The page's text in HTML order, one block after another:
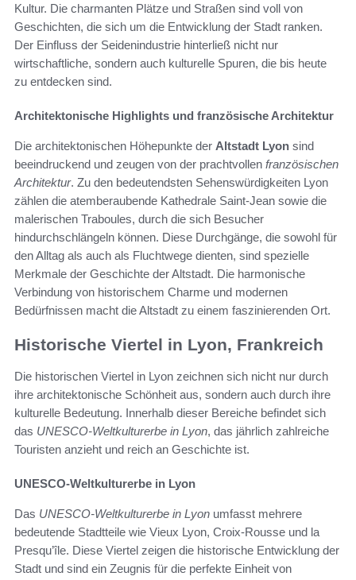
Kultur. Die charmanten Plätze und Straßen sind voll von
Geschichten, die sich um die Entwicklung der Stadt ranken.
Der Einfluss der Seidenindustrie hinterließ nicht nur
wirtschaftliche, sondern auch kulturelle Spuren, die bis heute
zu entdecken sind.
Architektonische Highlights und französische Architektur
Die architektonischen Höhepunkte der Altstadt Lyon sind
beeindruckend und zeugen von der prachtvollen französischen
Architektur. Zu den bedeutendsten Sehenswürdigkeiten Lyon
zählen die atemberaubende Kathedrale Saint-Jean sowie die
malerischen Traboules, durch die sich Besucher
hindurchschlängeln können. Diese Durchgänge, die sowohl für
den Alltag als auch als Fluchtwege dienten, sind spezielle
Merkmale der Geschichte der Altstadt. Die harmonische
Verbindung von historischem Charme und modernen
Bedürfnissen macht die Altstadt zu einem faszinierenden Ort.
Historische Viertel in Lyon, Frankreich
Die historischen Viertel in Lyon zeichnen sich nicht nur durch
ihre architektonische Schönheit aus, sondern auch durch ihre
kulturelle Bedeutung. Innerhalb dieser Bereiche befindet sich
das UNESCO-Weltkulturerbe in Lyon, das jährlich zahlreiche
Touristen anzieht und reich an Geschichte ist.
UNESCO-Weltkulturerbe in Lyon
Das UNESCO-Weltkulturerbe in Lyon umfasst mehrere
bedeutende Stadtteile wie Vieux Lyon, Croix-Rousse und la
Presqu’île. Diese Viertel zeigen die historische Entwicklung der
Stadt und sind ein Zeugnis für die perfekte Einheit von